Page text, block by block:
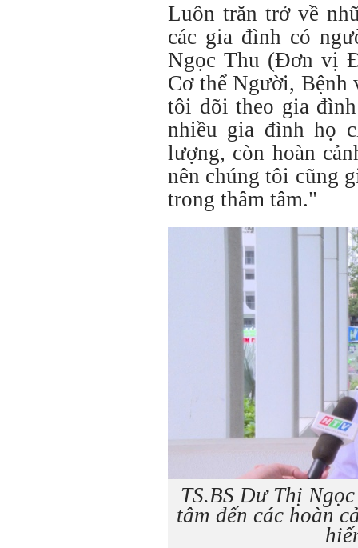
Luôn trăn trở về
các gia đình có
Ngọc Thu (Đơn vị
Cơ thể Người,
tôi dõi theo gia
nhiều gia đình họ
lượng, còn hoàn
nên chúng tôi cũng
trong thâm tâm."
TS.BS Dư Thị
tâm đến các hoàn